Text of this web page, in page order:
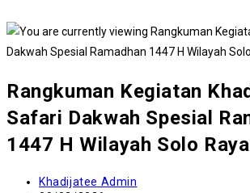
Rangkuman Kegiatan
Safari Dakwah Spesial
1447 H Wilayah Solo Raya
Post
Khadijatee Admin